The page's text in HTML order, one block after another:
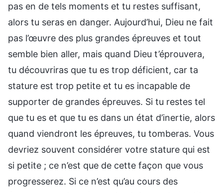
pas en de tels moments et tu restes suffisant,
alors tu seras en danger. Aujourd’hui, Dieu ne fait
pas l’œuvre des plus grandes épreuves et tout
semble bien aller, mais quand Dieu t’éprouvera,
tu découvriras que tu es trop déficient, car ta
stature est trop petite et tu es incapable de
supporter de grandes épreuves. Si tu restes tel
que tu es et que tu es dans un état d’inertie, alors
quand viendront les épreuves, tu tomberas. Vous
devriez souvent considérer votre stature qui est
si petite ; ce n’est que de cette façon que vous
progresserez. Si ce n’est qu’au cours des